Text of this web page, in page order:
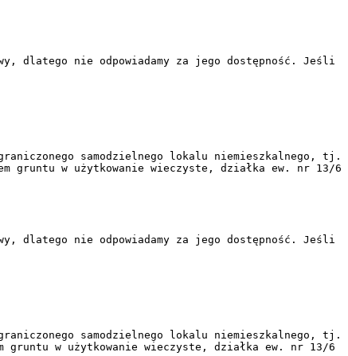
dlatego nie odpowiadamy za jego dostępność. Jeśli
samodzielnego lokalu niemieszkalnego, tj.
gruntu w użytkowanie wieczyste, działka ew. nr 13/6
dlatego nie odpowiadamy za jego dostępność. Jeśli
samodzielnego lokalu niemieszkalnego, tj.
gruntu w użytkowanie wieczyste, działka ew. nr 13/6